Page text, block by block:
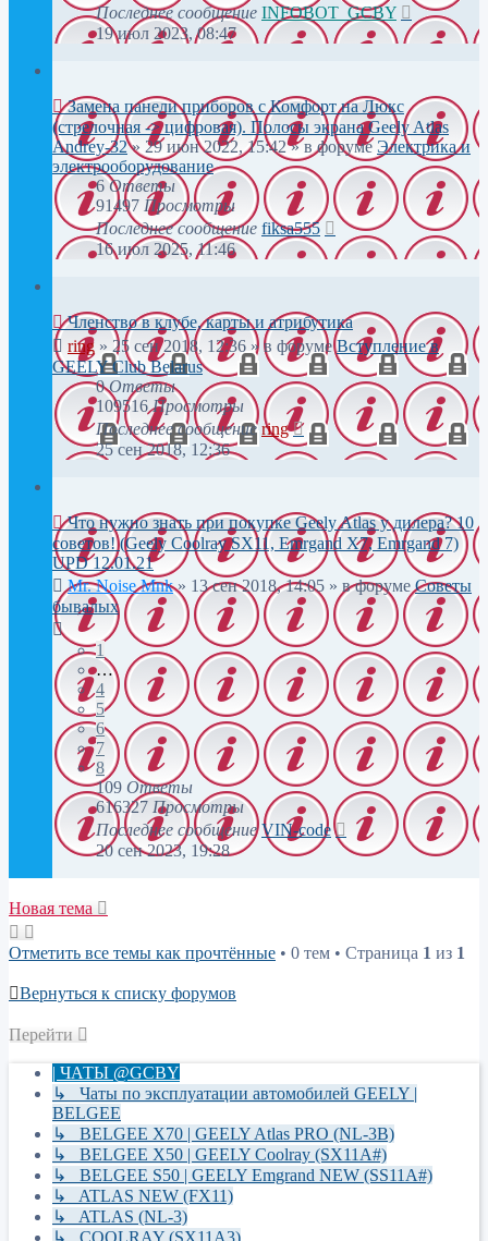
Последнее сообщение INFOBOT_GCBY
19 июл 2023, 08:47
Замена панели приборов с Комфорт на Люкс
(стрелочная -> цифровая). Полосы экрана Geely Atlas
Andrey-32» 29 июн 2022, 15:42» в форуме Электрика и
электрооборудование
6Ответы
91497 Просмотры
Последнее сообщение fiksa555
16 июл 2025, 11:46
Членство в клубе, карты и атрибутика
ring » 25 сен 2018, 12:36 » в форумеВступление в
GEELY Club Belarus
0Ответы
109516Просмотры
Последнее сообщениеring
25 сен 2018, 12:36
Что нужно знать при покупке Geely Atlas у дилера? 10
советов! (Geely Coolray SX11, Emrgand X7, Emrgand 7)
UPD 12.01.21
Mr. Noise Mnk» 13 сен 2018, 14:05 » в форумеСоветы
бывалых
1
…
4
5
6
7
8
109 Ответы
616327 Просмотры
Последнее сообщениеVIN-code
20 сен 2023, 19:28
Новая тема
Отметить все темы как прочтённые • 0 тем • Страница 1 из 1
Вернуться к списку форумов
Перейти
| ЧАТЫ @GCBY
↳ Чаты по эксплуатации автомобилей GEELY |
BELGEE
↳ BELGEE X70 | GEELY Atlas PRO (NL-3B)
↳ BELGEE X50 | GEELY Coolray (SX11A#)
↳ BELGEE S50 | GEELY Emgrand NEW (SS11A#)
↳ ATLAS NEW (FX11)
↳ ATLAS (NL-3)
↳ COOLRAY (SX11A3)